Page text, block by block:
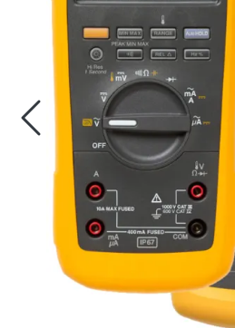
Miljø og sikkerhet
Kalibratorer
Termografi
Undervisning
Navigasjon & Kommunikasjon
Maskinvern & Instrumentering